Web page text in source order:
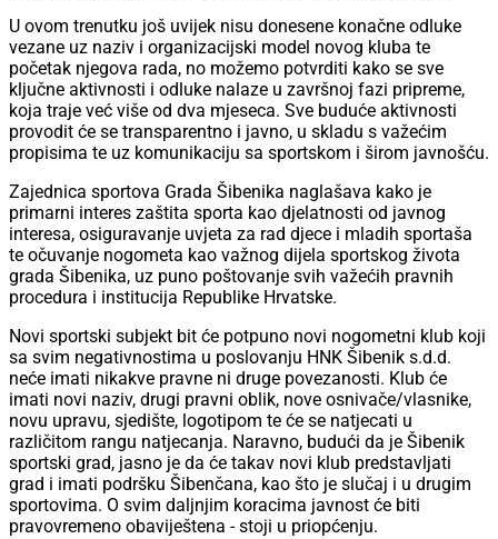
U ovom trenutku još uvijek nisu donesene konačne odluke
vezane uz naziv i organizacijski model novog kluba te
početak njegova rada, no možemo potvrditi kako se sve
ključne aktivnosti i odluke nalaze u završnoj fazi pripreme,
koja traje već više od dva mjeseca. Sve buduće aktivnosti
provodit će se transparentno i javno, u skladu s važećim
propisima te uz komunikaciju sa sportskom i širom javnošću.
Zajednica sportova Grada Šibenika naglašava kako je
primarni interes zaštita sporta kao djelatnosti od javnog
interesa, osiguravanje uvjeta za rad djece i mladih sportaša
te očuvanje nogometa kao važnog dijela sportskog života
grada Šibenika, uz puno poštovanje svih važećih pravnih
procedura i institucija Republike Hrvatske.
Novi sportski subjekt bit će potpuno novi nogometni klub koji
sa svim negativnostima u poslovanju HNK Šibenik s.d.d.
neće imati nikakve pravne ni druge povezanosti. Klub će
imati novi naziv, drugi pravni oblik, nove osnivače/vlasnike,
novu upravu, sjedište, logotipom te će se natjecati u
različitom rangu natjecanja. Naravno, budući da je Šibenik
sportski grad, jasno je da će takav novi klub predstavljati
grad i imati podršku Šibenčana, kao što je slučaj i u drugim
sportovima. O svim daljnjim koracima javnost će biti
pravovremeno obaviještena - stoji u priopćenju.